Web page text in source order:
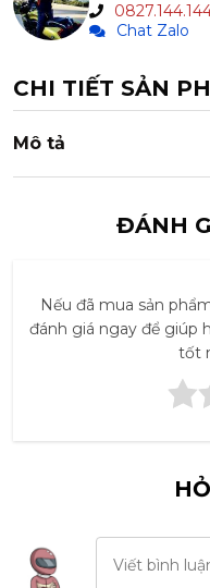
Chat Zalo
CHI TIẾT SẢN
Mô tả
ĐÁNH
Nếu đã mua sản
đánh giá ngay để giúp
tốt